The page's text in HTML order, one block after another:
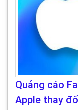
Quảng cáo
Apple thay